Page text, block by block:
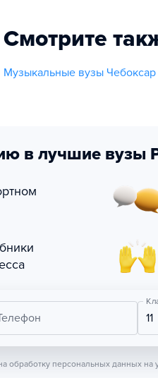
Смотрите
Музыкальные вузы Чебоксар
в лучшие вузы
11
обработку персональных данных на